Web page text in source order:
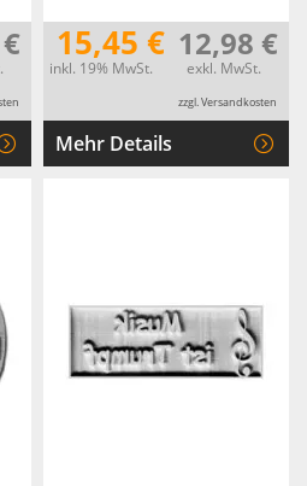
15,45 €
inkl. 19% MwSt.
12,98 €
exkl. MwSt.
zzgl. Versandkosten
Mehr Details